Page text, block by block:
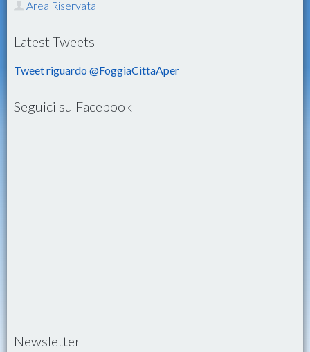
Area Riservata
Latest Tweets
Tweet riguardo @FoggiaCittaAper
Seguici su Facebook
Newsletter